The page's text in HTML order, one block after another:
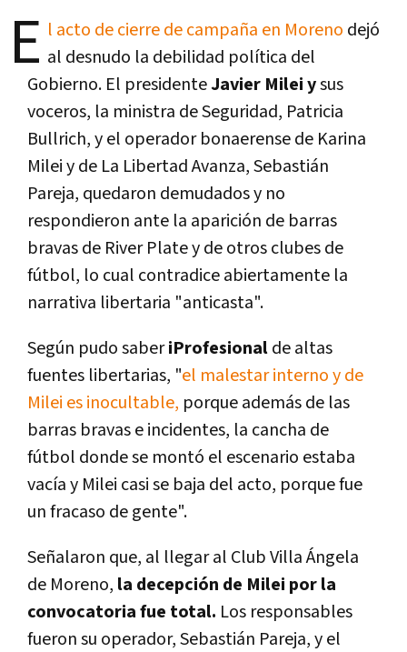
E l acto de cierre de campaña en Moreno dejó
al desnudo la debilidad política del
Gobierno. El presidenteJavier Milei ysus
voceros, la ministra de Seguridad, Patricia
Bullrich, y el operador bonaerense de Karina
Milei y de La Libertad Avanza, Sebastián
Pareja, quedaron demudados y no
respondieron ante la aparición de barras
bravas de River Plate y de otros clubes de
fútbol, lo cual contradice abiertamente la
narrativa libertaria "anticasta".
Según pudo saberiProfesionalde altas
fuentes libertarias, "el malestar interno y de
Milei es inocultable, porque además de las
barras bravas e incidentes, la cancha de
fútbol donde se montó el escenario estaba
vacía y Milei casi se baja del acto, porque fue
un fracaso de gente".
Señalaron que, al llegar al Club Villa Ángela
de Moreno, la decepción de Milei por la
convocatoria fue total. Los responsables
fueron su operador, Sebastián Pareja, y el